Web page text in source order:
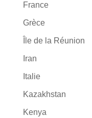
France
Grèce
Île de la Réunion
Iran
Italie
Kazakhstan
Kenya